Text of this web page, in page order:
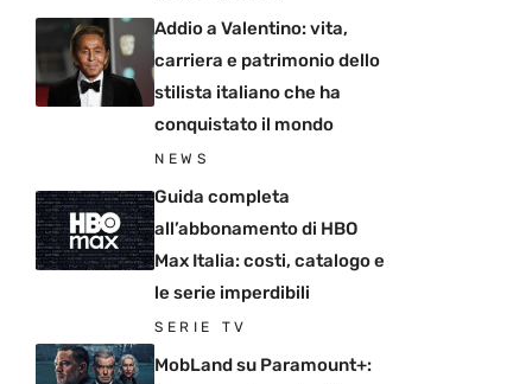
Addio a Valentino: vita,
carriera e patrimonio dello
stilista italiano che ha
conquistato il mondo
NEWS
Guida completa
all’abbonamento di HBO
Max Italia: costi, catalogo e
le serie imperdibili
SERIE TV
MobLand su Paramount+: